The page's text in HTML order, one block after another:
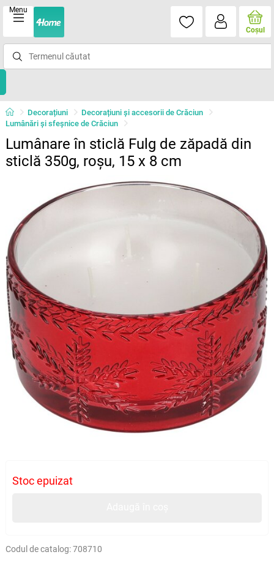
Menu
Coşul
Decorațiuni
Decorațiuni și accesorii de Crăciun
Lumânări şi sfeşnice de Crăciun
Lumânare în sticlă Fulg de zăpadă din
sticlă 350g, roșu, 15 x 8 cm
Stoc epuizat
Codul de catalog:708710